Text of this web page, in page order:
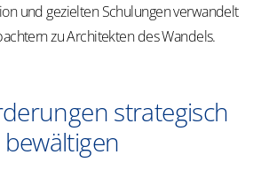
und gezielten Schulungen verwandelt
zu Architekten des Wandels.
strategisch
bewältigen